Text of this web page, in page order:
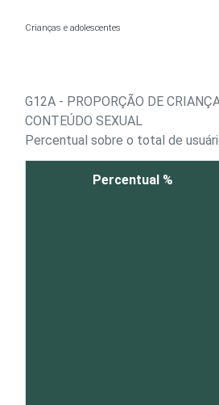
Crianças e adolescentes
G12A - PROPORÇÃO DE
CONTEÚDO SEXUAL
Percentual sobre o total de
Percentual %